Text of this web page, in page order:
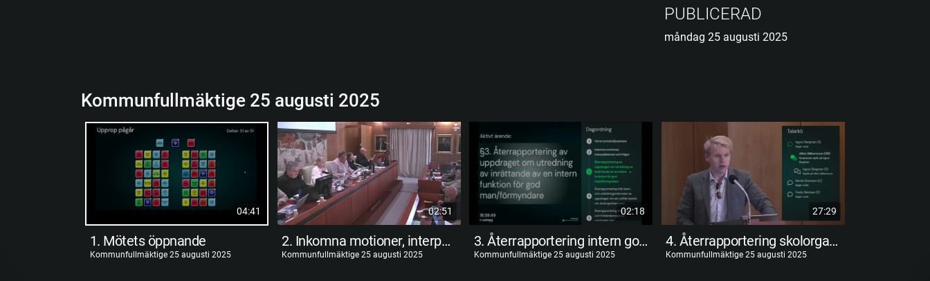
PUBLICERAD
måndag 25 augusti 2025
Kommunfullmäktige 25 augusti 2025
04:41
1. Mötets öppnande
Kommunfullmäktige 25 augusti 2025
02:51
2. Inkomna motioner, interpellationer och frågor
Kommunfullmäktige 25 augusti 2025
02:18
3. Återrapportering intern god man/förmyndare
Kommunfullmäktige 25 augusti 2025
27:29
4. Återrapportering skolorganisation 2017
Kommunfullmäktige 25 augusti 2025